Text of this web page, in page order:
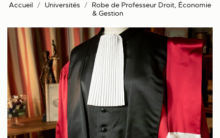
Accueil Universités
Robe de Professeur Droit, Économie
& Gestion